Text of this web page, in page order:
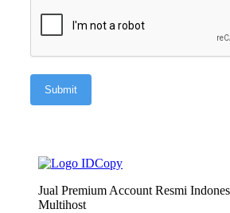
Jual Premium Account Resmi
Multihost